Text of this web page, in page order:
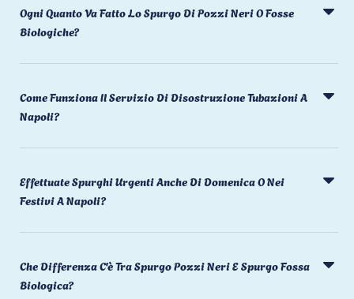
Ogni Quanto Va Fatto Lo Spurgo Di Pozzi Neri O Fosse
Biologiche?
Come Funziona Il Servizio Di Disostruzione Tubazioni A
Napoli?
Effettuate Spurghi Urgenti Anche Di Domenica O Nei
Festivi A Napoli?
Che Differenza C'è Tra Spurgo Pozzi Neri E Spurgo Fossa
Biologica?